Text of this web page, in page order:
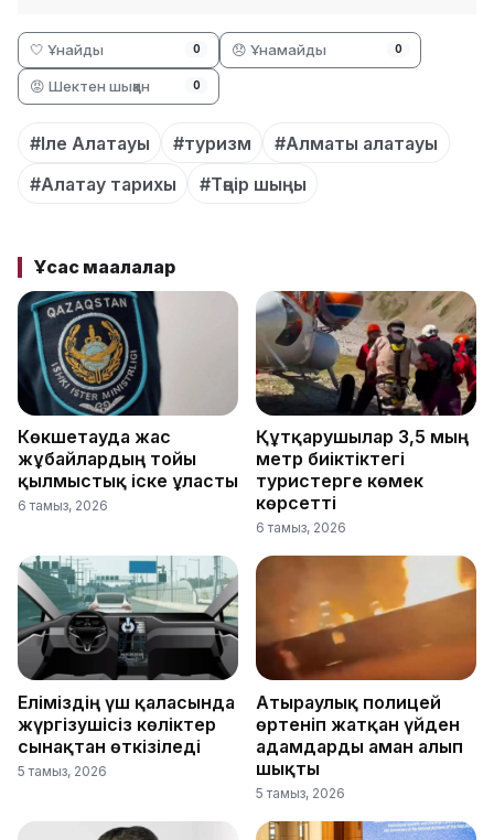
🤍 Ұнайды 0 😞 Ұнамайды 0
😡 Шектен шыққан 0
#Іле Алатауы #туризм
#Алматы алатауы
#Алатау тарихы
#Тәңір шыңы
Ұқсас мақалалар
Көкшетауда жас
жұбайлардың тойы
қылмыстық іске ұласты
6 тамыз, 2026
Құтқарушылар 3,5 мың
метр биіктіктегі
туристерге көмек
көрсетті
6 тамыз, 2026
Еліміздің үш қаласында
жүргізушісіз көліктер
сынақтан өткізіледі
5 тамыз, 2026
Атыраулық полицей
өртеніп жатқан үйден
адамдарды аман алып
шықты
5 тамыз, 2026